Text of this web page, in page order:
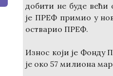
добити не буде већи
је ПРЕФ примио у
остварио ПРЕФ.
Износ који је Фонду
је око 57 милиона